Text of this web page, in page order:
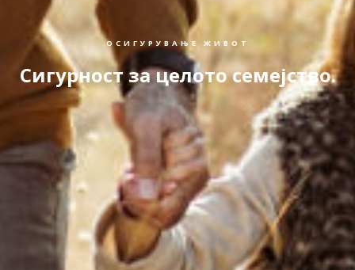
ОСИГУРУВАЊЕ ЖИВОТ
Сигурност за целото семејство.